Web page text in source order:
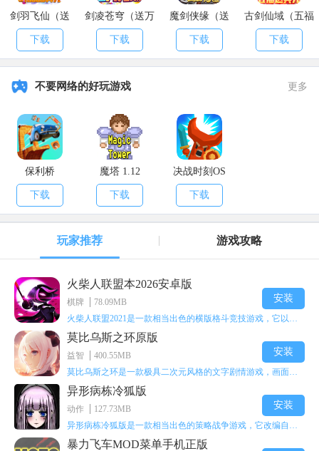
剑羽飞仙（送
10000真充）
下载
剑凌苍穹（送万
元真充）
下载
魔剑侠缘（送
2021充值）
下载
古剑仙域（五福
送真充）
下载
不要网络的好玩游戏 更多
保利桥
下载
魔塔 1.12
下载
决战时刻OS
下载
玩家推荐 游戏攻略
火柴人联盟本2026安卓版
棋牌
78.09MB
火柴人联盟2021是一款相当出色的横版格斗竞技游戏，它以火柴人形象高度还原了知名端游《英雄联盟》里的众多英雄。玩家能够自由挑选两名火柴人英雄开启自己的战斗秀，这里有着炫酷的技能特效和一流的打击感，感兴趣的话就快来体验火柴人联盟2021吧！
安装
莫比乌斯之环原版
益智
400.55MB
莫比乌斯之环是一款极具二次元风格的文字剧情游戏，画面达到动画级别的视觉效果，玩家将帮助游戏中的二次元少女达成心愿，感兴趣的玩家不妨来体验一下这款游戏！
安装
异形病栋冷狐版
动作
127.73MB
异形病栋冷狐版是一款相当出色的策略战争游戏，它改编自同名电影。玩家会进入一座遍布未知与恐惧的废弃病楼，探寻里面的秘密，揭开潜藏在黑暗里的真相。在游戏过程中，玩家要收集线索和道具，破解各种谜团，还要躲避或者对抗怪物。这款游戏支持中文字幕，能带来沉浸式的恐怖体验，很适合喜爱恐怖解谜的玩家。
安装
暴力飞车MOD菜单手机正版